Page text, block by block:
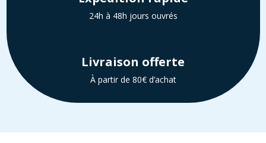
24h à 48h jours ouvrés
Livraison offerte
À partir de 80€ d’achat